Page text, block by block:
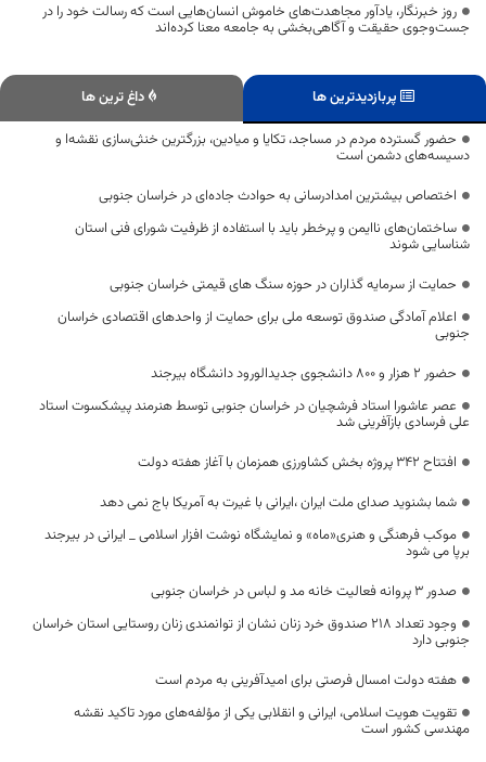
روز خبرنگار، یادآور مجاهدت‌های خاموش انسان‌هایی است که رسالت خود را در
جست‌وجوی حقیقت و آگاهی‌بخشی به جامعه معنا کرده‌اند
پربازدیدترین ها
داغ ترین ها
حضور گسترده مردم در مساجد، تکایا و میادین، بزرگترین خنثی‌سازی نقشه‌ا و
دسیسه‌های دشمن است
اختصاص بیشترین امدادرسانی به حوادث جاده‌ای در خراسان جنوبی
ساختمان‌های ناایمن و پرخطر باید با استفاده از ظرفیت شورای فنی استان
شناسایی شوند
حمایت از سرمایه گذاران در حوزه سنگ های قیمتی خراسان جنوبی
اعلام آمادگی صندوق توسعه ملی برای حمایت از واحدهای اقتصادی خراسان
جنوبی
حضور 2 هزار و 800 دانشجوی جدیدالورود دانشگاه بیرجند
عصر عاشورا استاد فرشچیان در خراسان جنوبی توسط هنرمند پیشکسوت استاد
علی فرسادی بازآفرینی شد
افتتاح 342 پروژه بخش کشاورزی همزمان با آغاز هفته دولت
شما بشنوید صدای ملت ایران ،ایرانی با غیرت به آمریکا باج نمی دهد
موکب فرهنگی و هنری«ماه» و نمایشگاه نوشت افزار اسلامی _ ایرانی در بیرجند
برپا می شود
صدور ۳ پروانه فعالیت خانه مد و لباس در خراسان جنوبی
وجود تعداد ۲۱۸ صندوق خرد زنان نشان از توانمندی زنان روستایی استان خراسان
جنوبی دارد
هفته دولت امسال فرصتی برای امیدآفرینی به مردم است
تقویت هویت اسلامی، ایرانی و انقلابی یکی از مؤلفه‌های مورد تاکید نقشه
مهندسی کشور است